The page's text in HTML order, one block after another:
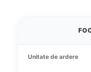
Unitate de ardere